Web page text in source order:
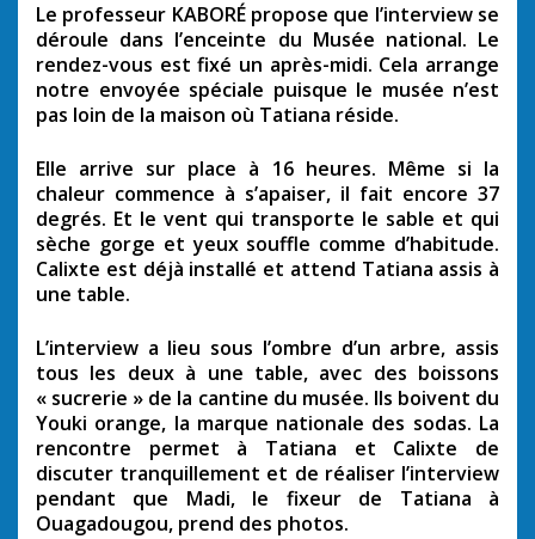
Le professeur KABORÉ propose que l’interview se
déroule dans l’enceinte du Musée national. Le
rendez-vous est fixé un après-midi. Cela arrange
notre envoyée spéciale puisque le musée n’est
pas loin de la maison où Tatiana réside.
Elle arrive sur place à 16 heures. Même si la
chaleur commence à s’apaiser, il fait encore 37
degrés. Et le vent qui transporte le sable et qui
sèche gorge et yeux souffle comme d’habitude.
Calixte est déjà installé et attend Tatiana assis à
une table.
L’interview a lieu sous l’ombre d’un arbre, assis
tous les deux à une table, avec des boissons
« sucrerie » de la cantine du musée. Ils boivent du
Youki orange, la marque nationale des sodas. La
rencontre permet à Tatiana et Calixte de
discuter tranquillement et de réaliser l’interview
pendant que Madi, le fixeur de Tatiana à
Ouagadougou, prend des photos.